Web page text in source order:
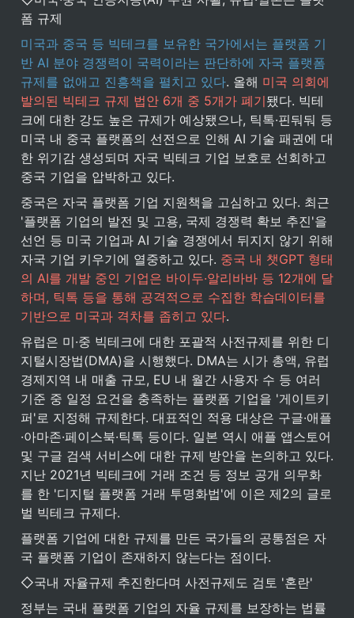
폼 규제
미국과 중국 등 빅테크를 보유한 국가에서는 플랫폼 기
반 AI 분야 경쟁력이 국력이라는 판단하에 자국 플랫폼
규제를 없애고 진흥책을 펼치고 있다. 올해 미국 의회에
발의된 빅테크 규제 법안 6개 중 5개가 폐기됐다. 빅테
크에 대한 강도 높은 규제가 예상됐으나, 틱톡·핀둬둬 등
미국 내 중국 플랫폼의 선전으로 인해 AI 기술 패권에 대
한 위기감 생성되며 자국 빅테크 기업 보호로 선회하고
중국 기업을 압박하고 있다.
중국은 자국 플랫폼 기업 지원책을 고심하고 있다. 최근
'플랫폼 기업의 발전 및 고용, 국제 경쟁력 확보 추진'을
선언 등 미국 기업과 AI 기술 경쟁에서 뒤지지 않기 위해
자국 기업 키우기에 열중하고 있다. 중국 내 챗GPT 형태
의 AI를 개발 중인 기업은 바이두·알리바바 등 12개에 달
하며, 틱톡 등을 통해 공격적으로 수집한 학습데이터를
기반으로 미국과 격차를 좁히고 있다.
유럽은 미·중 빅테크에 대한 포괄적 사전규제를 위한 디
지털시장법(DMA)을 시행했다. DMA는 시가 총액, 유럽
경제지역 내 매출 규모, EU 내 월간 사용자 수 등 여러
기준 중 일정 요건을 충족하는 플랫폼 기업을 '게이트키
퍼'로 지정해 규제한다. 대표적인 적용 대상은 구글·애플
·아마존·페이스북·틱톡 등이다. 일본 역시 애플 앱스토어
및 구글 검색 서비스에 대한 규제 방안을 논의하고 있다.
지난 2021년 빅테크에 거래 조건 등 정보 공개 의무화
를 한 '디지털 플랫폼 거래 투명화법'에 이은 제2의 글로
벌 빅테크 규제다.
플랫폼 기업에 대한 규제를 만든 국가들의 공통점은 자
국 플랫폼 기업이 존재하지 않는다는 점이다.
◇국내 자율규제 추진한다며 사전규제도 검토 '혼란'
정부는 국내 플랫폼 기업의 자율 규제를 보장하는 법률